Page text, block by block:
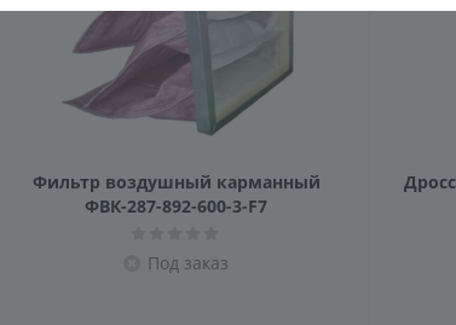
Фильтр воздушный карманный
ФВК-287-892-600-3-F7
Под заказ